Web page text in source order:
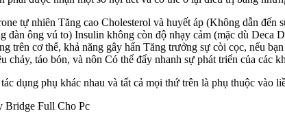
tự nhiên Tăng cao Cholesterol và huyết áp (Không dẫn
đàn ông vú to) Insulin không còn độ nhạy cảm (mặc dù
trên cơ thể, khả năng gây hấn Tăng trưởng sự còi cọc, nếu
chảy, táo bón, và nôn Có thể đẩy nhanh sự phát triển của các
dụng phụ khác nhau và tất cả mọi thứ trên là phụ thuộc vào
Bridge Full Cho Pc